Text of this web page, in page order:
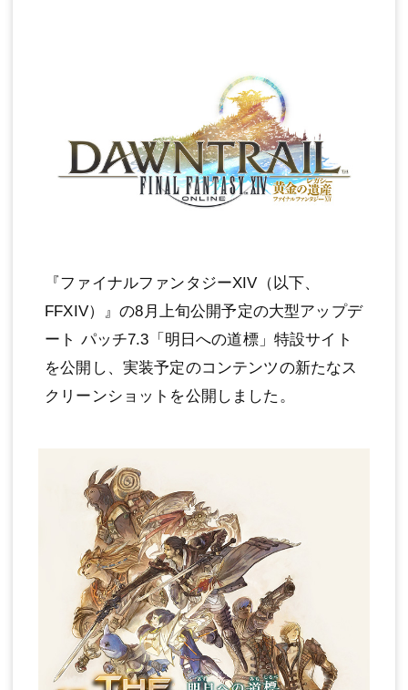
『ファイナルファンタジーXIV（以下、
FFXIV）』の8月上旬公開予定の大型アップデ
ート パッチ7.3「明日への道標」特設サイト
を公開し、実装予定のコンテンツの新たなス
クリーンショットを公開しました。